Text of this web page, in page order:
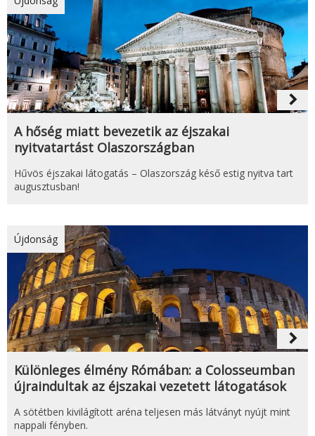
navigate_next
A hőség miatt bevezetik az éjszakai
nyitvatartást Olaszországban
Hűvös éjszakai látogatás – Olaszország késő estig nyitva tart
augusztusban!
Újdonság
navigate_next
Különleges élmény Rómában: a Colosseumban
újraindultak az éjszakai vezetett látogatások
A sötétben kivilágított aréna teljesen más látványt nyújt mint
nappali fényben.